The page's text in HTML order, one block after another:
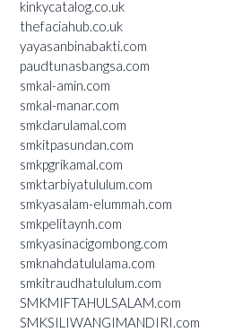
kinkycatalog.co.uk
thefaciahub.co.uk
yayasanbinabakti.com
paudtunasbangsa.com
smkal-amin.com
smkal-manar.com
smkdarulamal.com
smkitpasundan.com
smkpgrikamal.com
smktarbiyatululum.com
smkyasalam-elummah.com
smkpelitaynh.com
smkyasinacigombong.com
smknahdatululama.com
smkitraudhatululum.com
SMKMIFTAHULSALAM.com
SMKSILIWANGIMANDIRI.com